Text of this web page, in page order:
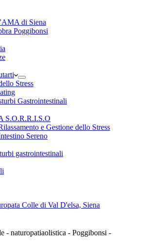
di Siena
Poggibonsi
Stress
Gastrointestinali
S.O.R.R.I.S.O
e Gestione dello Stress
Sereno
gastrointestinali